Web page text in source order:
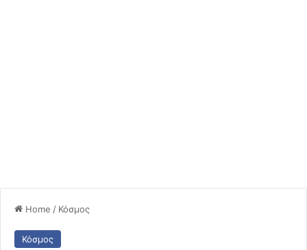
Home / Κόσμος
Κόσμος